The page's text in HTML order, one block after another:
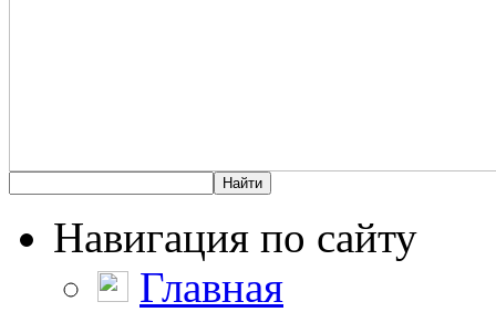
Навигация по сайту
Главная